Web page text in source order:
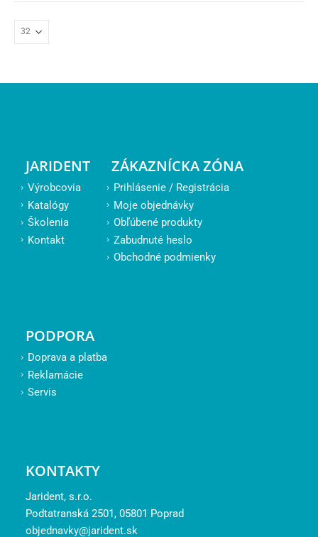
JARIDENT
Výrobcovia
Katalógy
Školenia
Kontakt
ZÁKAZNÍCKA ZÓNA
Prihlásenie / Registrácia
Moje objednávky
Obľúbené produkty
Zabudnuté heslo
Obchodné podmienky
PODPORA
Doprava a platba
Reklamácie
Servis
KONTAKTY
Jarident, s.r.o.
Podtatranská 2501, 05801 Poprad
objednavky@jarident.sk